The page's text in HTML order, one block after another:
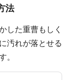
法
した重曹もしく
汚れが落とせる